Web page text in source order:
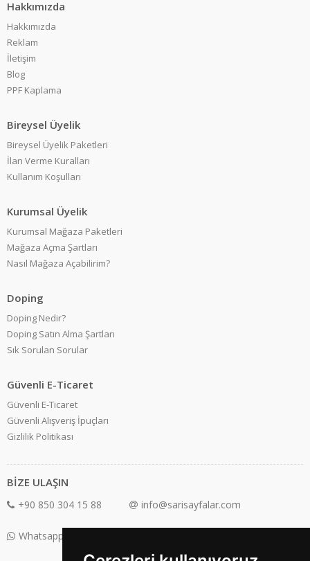
Hakkımızda
Hakkımızda
Reklam
İletişim
Blog
PPF Kaplama
Bireysel Üyelik
Bireysel Üyelik Paketleri
İlan Verme Kuralları
Kullanım Koşulları
Kurumsal Üyelik
Kurumsal Mağaza Paketleri
Mağaza Açma Şartları
Nasıl Mağaza Açabilirim?
Doping
Doping Nedir?
Doping Satın Alma Şartları
Sık Sorulan Sorular
Güvenli E-Ticaret
Güvenli E-Ticaret
Güvenli Alışveriş İpuçları
Gizlilik Politikası
BİZE ULAŞIN
+90 850 304 15 88 info@sarisayfalar.com
Whatsapp Destek: +90 850 304 15 88